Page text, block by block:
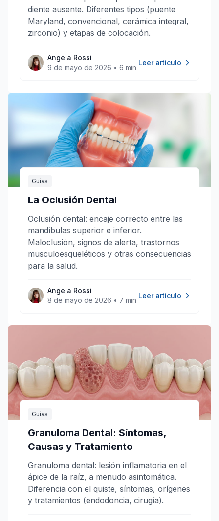
diente ausente. Diferentes tipos (puente
Maryland, convencional, cerámica integral,
zirconio) y etapas de colocación.
Angela Rossi
9 de mayo de 2026 • 6 min
Leer artículo
Guías
La Oclusión Dental
Oclusión dental: encaje correcto entre las
mandíbulas superior e inferior.
Maloclusión, signos de alerta, trastornos
musculoesqueléticos y otras consecuencias
para la salud.
Angela Rossi
8 de mayo de 2026 • 7 min
Leer artículo
Guías
Granuloma Dental: Síntomas,
Causas y Tratamiento
Granuloma dental: lesión inflamatoria en el
ápice de la raíz, a menudo asintomática.
Diferencia con el quiste, síntomas, orígenes
y tratamientos (endodoncia, cirugía).